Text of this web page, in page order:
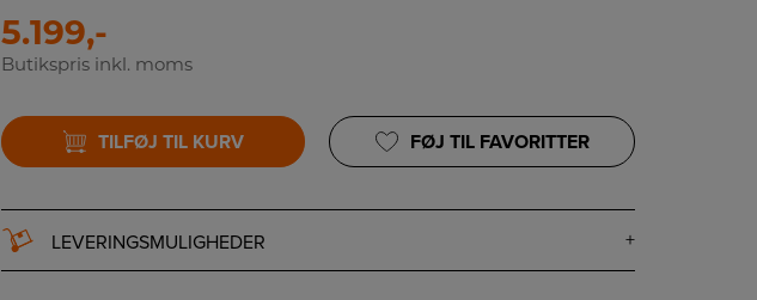
5.199,-
Butikspris inkl. moms
TILFØJ TIL KURV FØJ TIL FAVORITTER
LEVERINGSMULIGHEDER